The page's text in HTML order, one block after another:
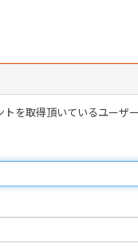
を取得頂いているユーザ